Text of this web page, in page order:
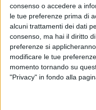
consenso o accedere a
le tue preferenze prima di
alcuni trattamenti dei dati
consenso, ma hai il diritto
preferenze si
modificare le tue
momento tornando su
"Privacy" in fondo alla
Chi siamo
Privacy
Pubblicita'